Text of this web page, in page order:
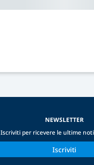
NEWSLETTER
Iscriviti per ricevere le ultime
Iscriviti